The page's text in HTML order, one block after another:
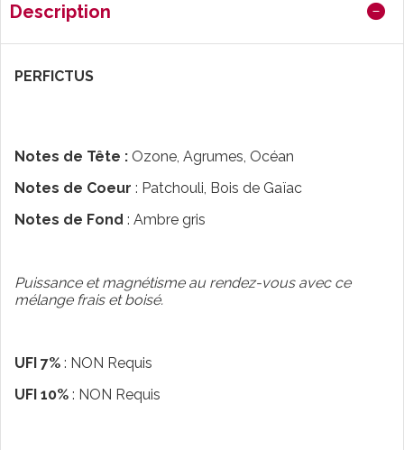
Description
PERFICTUS
Notes de Tête : Ozone, Agrumes, Océan
Notes de Coeur : Patchouli, Bois de Gaïac
Notes de Fond : Ambre gris
Puissance et magnétisme au rendez-vous avec ce
mélange frais et boisé.
UFI 7% : NON Requis
UFI 10% : NON Requis